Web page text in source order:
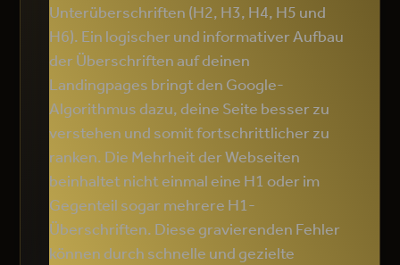
Unterüberschriften (H2, H3, H4, H5 und
H6). Ein logischer und informativer Aufbau
der Überschriften auf deinen
Landingpages bringt den Google-
Algorithmus dazu, deine Seite besser zu
verstehen und somit fortschrittlicher zu
ranken. Die Mehrheit der Webseiten
beinhaltet nicht einmal eine H1 oder im
Gegenteil sogar mehrere H1-
Überschriften. Diese gravierenden Fehler
können durch schnelle und gezielte